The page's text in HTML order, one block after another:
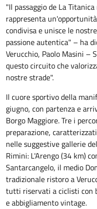
"Il passaggio de La
rappresenta
condivisa e unisce le
passione autentica" – ha
Verucchio, Paolo Masini –
questo circuito che
nostre strade".
Il cuore sportivo della
giugno, con partenza e
Borgo Maggiore. Tre i
preparazione,
nelle suggestive gallerie
Rimini: L'Arengo (34 km)
Santarcangelo, il medio
tradizionale ristoro a
tutti riservati a ciclisti con
e abbigliamento vintage.